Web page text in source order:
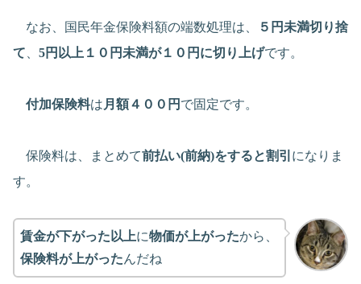
なお、国民年金保険料額の端数処理は、
５円未満切り捨
て
5円以上１０円未満が１０円に切り上げです。
付加保険料は 月額４００円 で固定です。
保険料は、まとめて前払い(前納)をすると割引 になりま
す。
賃金が下がった以上に物価が上がったから、
保険料が上がったんだね